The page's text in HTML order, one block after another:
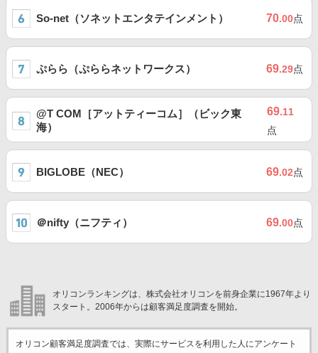
So-net（ソネットエンタテインメント） 70.00点
ぷらら（ぷららネットワークス） 69.29点
@T COM［アットティーコム］（ビック東
海）
69.11
点
BIGLOBE（NEC） 69.02点
＠nifty（ニフティ） 69.00点
オリコンランキングは、株式会社オリコンを前身企業に1967年より
スタート。2006年からは顧客満足度調査を開始。
オリコン顧客満足度調査では、実際にサービスを利用した 人にアンケート